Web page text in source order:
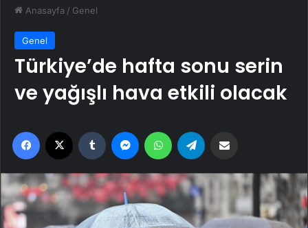
Anasayfa / Genel
Genel
Türkiye’de hafta sonu serin
ve yağışlı hava etkili olacak
Facebook Tumblr MessengerWhatsApp